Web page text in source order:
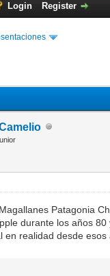
Login Register
Patagonia
durante los años
en realidad desde